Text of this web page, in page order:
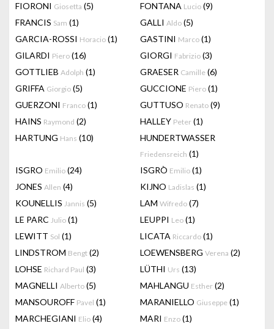
FIORONI Giosetta (5) FONTANA Lucio (9)
FRANCIS Sam (1) GALLI Aldo (5)
GARCIA-ROSSI Horacio (1) GASTINI Marco (1)
GILARDI Piero (16) GIORGI Fabrizio (3)
GOTTLIEB Adolph (1) GRAESER Camille (6)
GRIFFA Giorgio (5) GUCCIONE Piero (1)
GUERZONI Franco (1) GUTTUSO Renato (9)
HAINS Raymond (2) HALLEY Peter (1)
HARTUNG Hans (10) HUNDERTWASSER
Friedensreich (1)
ISGRO Emilio (24) ISGRÒ Emilio (1)
JONES Allen (4) KIJNO Ladislas (1)
KOUNELLIS Jannis (5) LAM Wifredo (7)
LE PARC Julio (1) LEUPPI Leo (1)
LEWITT Sol (1) LICATA Riccardo (1)
LINDSTROM Bengt (2) LOEWENSBERG Verena (2)
LOHSE Richard Paul (3) LÜTHI Urs (13)
MAGNELLI Alberto (5) MAHLANGU Esther (2)
MANSOUROFF Pavel (1) MARANIELLO Giuseppe (1)
MARCHEGIANI Elio (4) MARI Enzo (1)